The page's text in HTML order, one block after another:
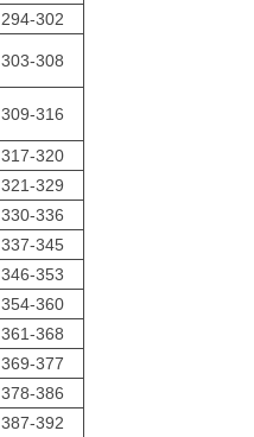
294-302
303-308
309-316
317-320
321-329
330-336
337-345
346-353
354-360
361-368
369-377
378-386
387-392